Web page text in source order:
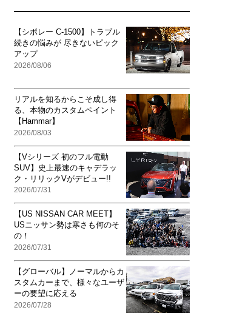
【シボレー C-1500】トラブル
続きの悩みが 尽きないピック
アップ
2026/08/06
リアルを知るからこそ成し得
る、本物のカスタムペイント
【Hammar】
2026/08/03
【Vシリーズ 初のフル電動
SUV】史上最速のキャデラッ
ク・リリックVがデビュー!!
2026/07/31
【US NISSAN CAR MEET】
USニッサン勢は寒さも何のそ
の！
2026/07/31
【グローバル】ノーマルからカ
スタムカーまで、様々なユーザ
ーの要望に応える
2026/07/28